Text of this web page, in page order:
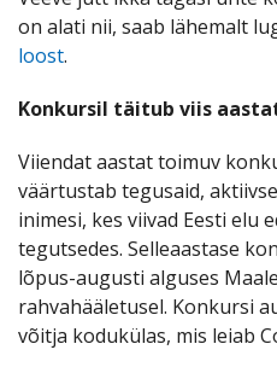
on alati nii, saab lähemalt
loost.
Konkursil täitub viis
Viiendat aastat toimuv
väärtustab tegusaid,
inimesi, kes viivad Eesti elu
tegutsedes. Selleaastase
lõpus-augusti alguses
rahvahääletusel. Konkursi
võitja kodukülas, mis leiab